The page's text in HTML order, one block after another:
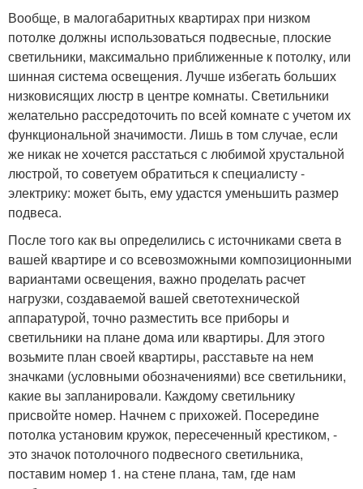
Вообще, в малогабаритных квартирах при низком
потолке должны использоваться подвесные, плоские
светильники, максимально приближенные к потолку, или
шинная система освещения. Лучше избегать больших
низковисящих люстр в центре комнаты. Светильники
желательно рассредоточить по всей комнате с учетом их
функциональной значимости. Лишь в том случае, если
же никак не хочется расстаться с любимой хрустальной
люстрой, то советуем обратиться к специалисту -
электрику: может быть, ему удастся уменьшить размер
подвеса.
После того как вы определились с источниками света в
вашей квартире и со всевозможными композиционными
вариантами освещения, важно проделать расчет
нагрузки, создаваемой вашей светотехнической
аппаратурой, точно разместить все приборы и
светильники на плане дома или квартиры. Для этого
возьмите план своей квартиры, расставьте на нем
значками (условными обозначениями) все светильники,
какие вы запланировали. Каждому светильнику
присвойте номер. Начнем с прихожей. Посередине
потолка установим кружок, пересеченный крестиком, -
это значок потолочного подвесного светильника,
поставим номер 1. на стене плана, там, где нам